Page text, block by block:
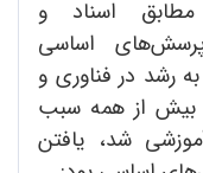
اسناد و
اساسی
رشد در فناوری و
بیش از همه سبب
شد، یافتن